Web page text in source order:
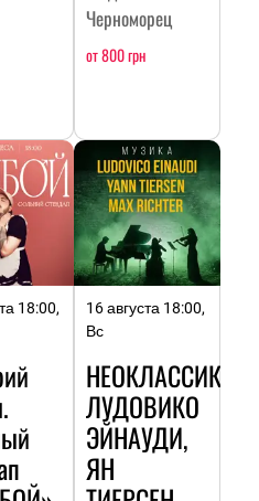
Черноморец
от 800 грн
18:00,
16 августа 18:00,
Вс
НЕОКЛАССИКА:
ЛУДОВИКО
ЭЙНАУДИ,
ЯН